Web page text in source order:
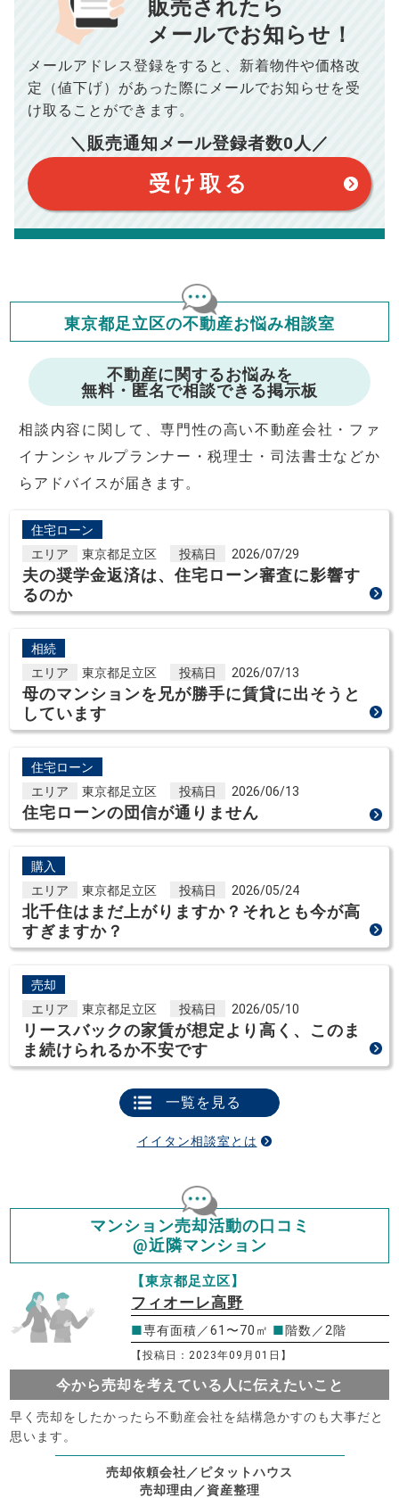
年間の支払額 10,005 円
総支払額 100,050 円
このシミュレーターは元利均等返済方式で試算しています。
このシミュレーターは、四捨五入にて計算しております。
このシミュレーターはお借り入れの全期間で金利が変わらない設
このシミュレーターでの結果は、お借り入れを保証するものでは
ありません。
このシミュレーターをご利用された方の、いかなる損害について
ますが、お借り入れの際に各金融機関にご相談ください。
会員マイページでは
修繕費・管理費の計算もできます
※購入価格よりも売却価格が高い場合、譲渡所得税が発生する
場合がございます。詳しくは最寄りの税務署などにご確認く
※シミュレーター結果はあくまでも概算であり、手残り金額を
保証するものではございません。
※上記売却費用には、住所変更登記の費用、引っ越し費用、住
宅ローンの一括繰上返済の手数料等は含まれておりませんの
で予めご了承ください。
おります。（物件価格×3%＋6万円＋消費税）
販売されたら
メールでお知らせ！
メールアドレス登録をすると、 新着物件や価格改
定（値下げ）があった際に メールでお知らせを受
け取ることができます。
＼販売通知メール登録者数0 人／
受け取る
東京都足立区の不動産お悩み相談室
不動産に関するお悩みを
無料・匿名で相談できる掲示板
相談内容に関して、専門性の高い不動産会社・ファ
イナンシャルプランナー・税理士・司法書士などか
らアドバイスが届きます。
住宅ローン
エリア
東京都足立区 投稿日 2026/07/29
夫の奨学金返済は、住宅ローン審査に影響す
るのか
相続
エリア
東京都足立区 投稿日 2026/07/13
母のマンションを兄が勝手に賃貸に出そうと
しています
住宅ローン
エリア
東京都足立区 投稿日 2026/06/13
住宅ローンの団信が通りません
購入
エリア
東京都足立区 投稿日 2026/05/24
北千住はまだ上がりますか？それとも今が高
すぎますか？
売却
エリア
東京都足立区 投稿日 2026/05/10
リースバックの家賃が想定より高く、このま
ま続けられるか不安です
一覧を見る
イイタン相談室とは
マンション売却活動の口コミ
@近隣マンション
【東京都足立区】
フィオーレ高野
■専有面積／61〜70㎡ ■階数／2階
【投稿日：2023年09月01日】
今から売却を考えている人に伝えたいこと
早く売却をしたかったら不動産会社を結構急かすのも大事だと
思います。
売却依頼会社／ピタットハウス
売却理由／資産整理